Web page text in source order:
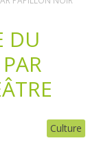
DU
Culture